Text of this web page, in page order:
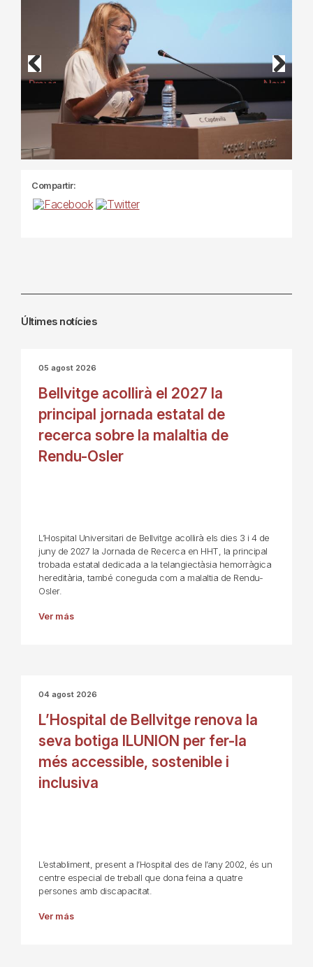
Previous Next
Compartir:
Últimes notícies
05 agost 2026
Bellvitge acollirà el 2027 la
principal jornada estatal de
recerca sobre la malaltia de
Rendu-Osler
L’Hospital Universitari de Bellvitge acollirà els dies 3 i 4 de
juny de 2027 la Jornada de Recerca en HHT, la principal
trobada estatal dedicada a la telangiectàsia hemorràgica
hereditària, també coneguda com a malaltia de Rendu-
Osler.
Ver más
04 agost 2026
L’Hospital de Bellvitge renova la
seva botiga ILUNION per fer-la
més accessible, sostenible i
inclusiva
L’establiment, present a l’Hospital des de l’any 2002, és un
centre especial de treball que dona feina a quatre
persones amb discapacitat.
Ver más